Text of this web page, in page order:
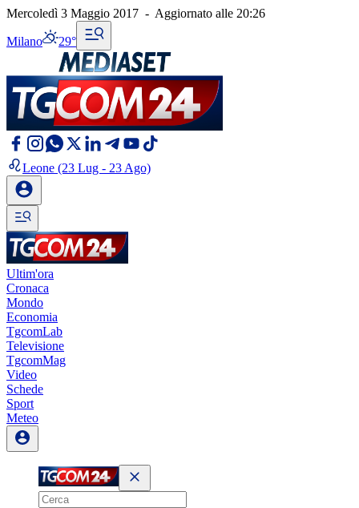
Mercoledì 3 Maggio 2017 - Aggiornato alle 20:26
Milano 29°
Leone (23 Lug - 23 Ago)
Ultim'ora
Cronaca
Mondo
Economia
TgcomLab
Televisione
TgcomMag
Video
Schede
Sport
Meteo